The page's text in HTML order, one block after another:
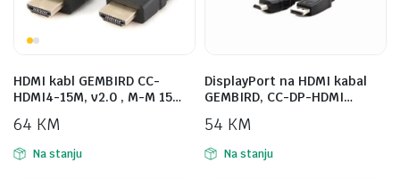
HDMI kabl GEMBIRD CC-
HDMI4-15M, v2.0 , M-M 15…
64 KM
Na stanju
DisplayPort na HDMI kabal
GEMBIRD, CC-DP-HDMI…
54 KM
Na stanju